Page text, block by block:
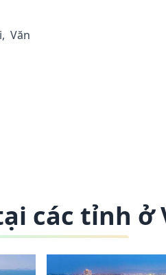
Văn
các tỉnh ở